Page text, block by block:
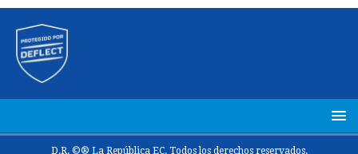
D.R. ©® La República EC. Todos los derechos reservados.